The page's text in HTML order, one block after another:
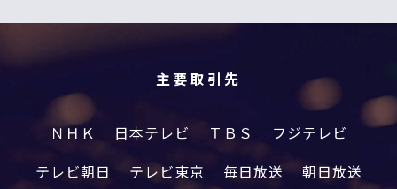
主要取引先
ＮＨＫ 日本テレビ ＴＢＳ
フジテレビ
テレビ朝日
テレビ東京 毎日放送
朝日放送